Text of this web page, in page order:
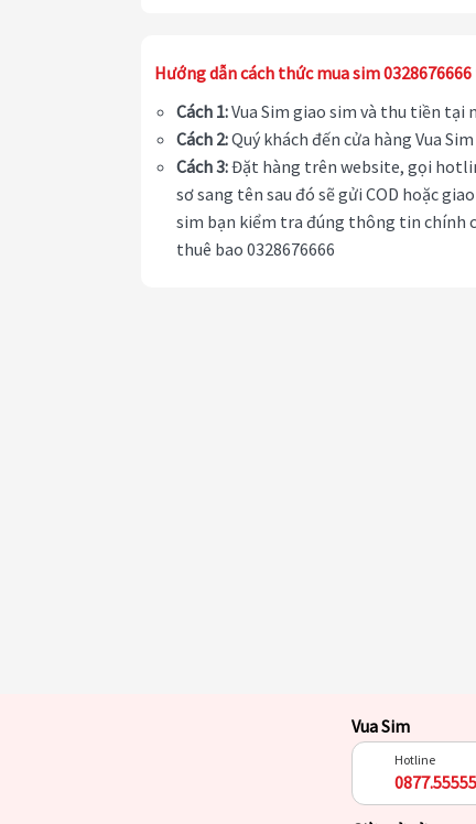
Hướng dẫn cách thức mua sim
Cách 1:Vua Sim giao sim và thu tiền tại
Cách 2:Quý khách đến cửa hàng Vua
Cách 3:Đặt hàng trên website, gọi
sơ sang tên sau đó sẽ gửi COD hoặc
sim bạn kiểm tra đúng thông tin chính
thuê bao 0328676666
Vua Sim
Hotline